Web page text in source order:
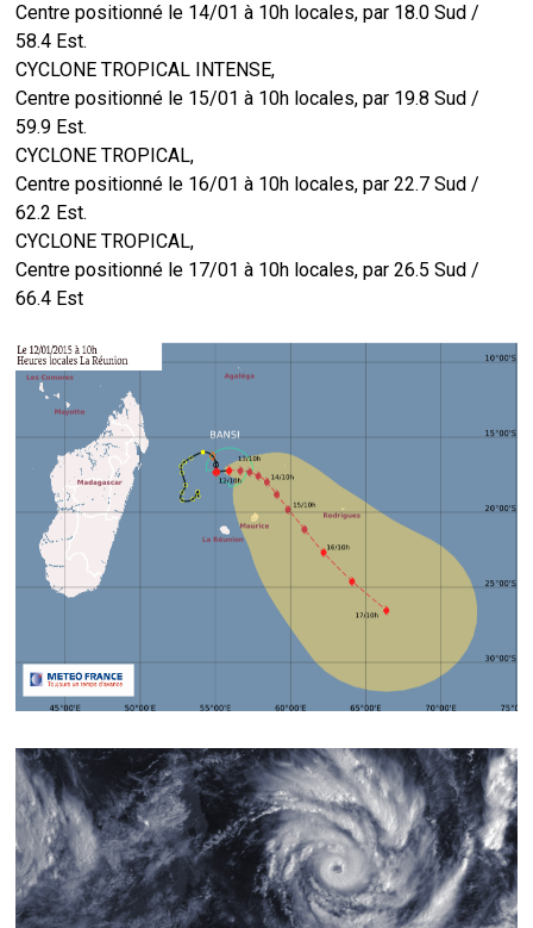
Centre positionné le 14/01 à 10h locales, par 18.0 Sud /
58.4 Est.
CYCLONE TROPICAL INTENSE,
Centre positionné le 15/01 à 10h locales, par 19.8 Sud /
59.9 Est.
CYCLONE TROPICAL,
Centre positionné le 16/01 à 10h locales, par 22.7 Sud /
62.2 Est.
CYCLONE TROPICAL,
Centre positionné le 17/01 à 10h locales, par 26.5 Sud /
66.4 Est